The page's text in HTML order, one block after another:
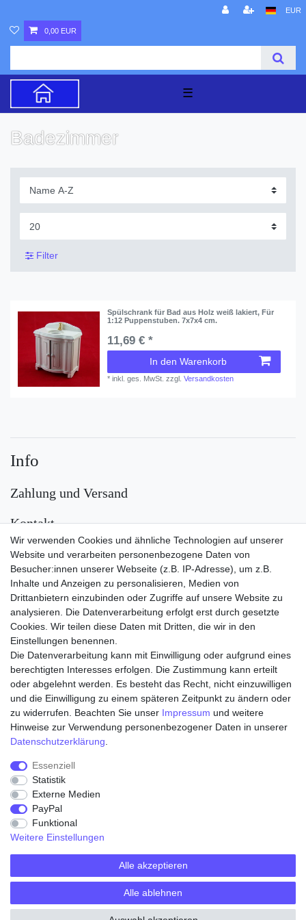
EUR
0,00 EUR
☰
Badezimmer
Filter
Spülschrank für Bad aus Holz weiß lakiert, Für
1:12 Puppenstuben. 7x7x4 cm.
11,69 € *
In den Warenkorb
*inkl. ges. MwSt. zzgl.Versandkosten
Wir verwenden Cookies und ähnliche Technologien auf unserer
Website und verarbeiten personenbezogene Daten von
Besucher:innen unserer Webseite (z.B. IP-Adresse), um z.B.
Inhalte und Anzeigen zu personalisieren, Medien von
Drittanbietern einzubinden oder Zugriffe auf unsere Website zu
analysieren. Die Datenverarbeitung erfolgt erst durch gesetzte
Cookies. Wir teilen diese Daten mit Dritten, die wir in den
Einstellungen benennen.
Die Datenverarbeitung kann mit Einwilligung oder aufgrund eines
berechtigten Interesses erfolgen. Die Zustimmung kann erteilt
oder abgelehnt werden. Es besteht das Recht, nicht einzuwilligen
und die Einwilligung zu einem späteren Zeitpunkt zu ändern oder
zu widerrufen. Beachten Sie unser Impressum und weitere
Hinweise zur Verwendung personenbezogener Daten in unserer
Daten­schutz­erklärung
Essenziell
Statistik
Externe Medien
PayPal
Funktional
Weitere Einstellungen
Alle akzeptieren
Alle ablehnen
Info
Zahlung und Versand
Kontakt
Versand
Zahlungsarten
Daten­schutz­erklärung